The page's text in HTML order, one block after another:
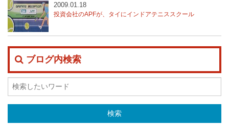
投資会社のAPFが、タイにインドアテニススクール
2009.01.18
ブログ内検索